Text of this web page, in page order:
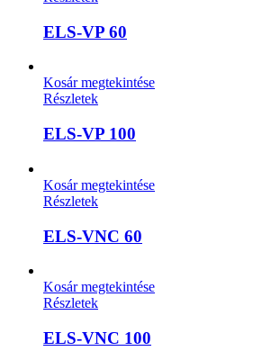
ELS-VP 60
Kosár megtekintése
Részletek
ELS-VP 100
Kosár megtekintése
Részletek
ELS-VNC 60
Kosár megtekintése
Részletek
ELS-VNC 100